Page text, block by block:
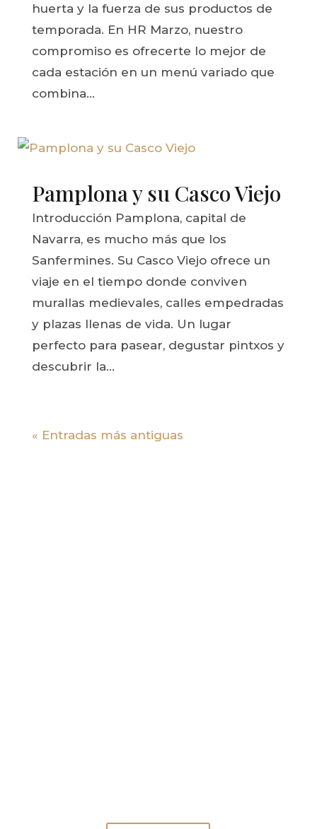
huerta y la fuerza de sus productos de
temporada. En HR Marzo, nuestro
compromiso es ofrecerte lo mejor de
cada estación en un menú variado que
combina...
Pamplona y su Casco Viejo
Introducción Pamplona, capital de
Navarra, es mucho más que los
Sanfermines. Su Casco Viejo ofrece un
viaje en el tiempo donde conviven
murallas medievales, calles empedradas
y plazas llenas de vida. Un lugar
perfecto para pasear, degustar pintxos y
descubrir la...
« Entradas más antiguas